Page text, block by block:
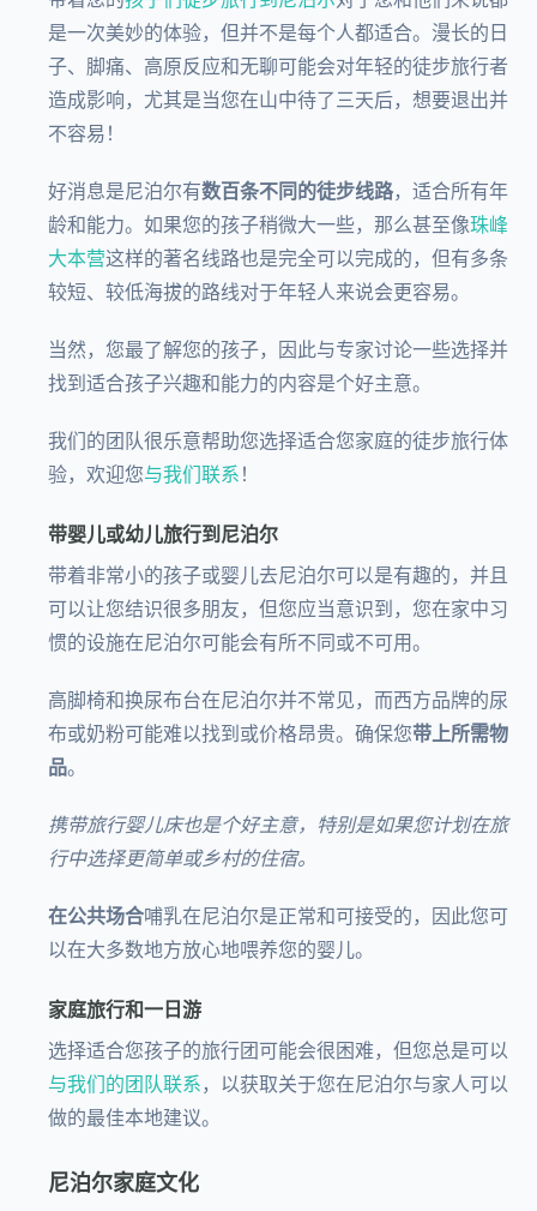
是一次美妙的体验，但并不是每个人都适合。漫长的日
子、脚痛、高原反应和无聊可能会对年轻的徒步旅行者
造成影响，尤其是当您在山中待了三天后，想要退出并
不容易！
好消息是尼泊尔有数百条不同的徒步线路，适合所有年
龄和能力。如果您的孩子稍微大一些，那么甚至像珠峰
大本营这样的著名线路也是完全可以完成的，但有多条
较短、较低海拔的路线对于年轻人来说会更容易。
当然，您最了解您的孩子，因此与专家讨论一些选择并
找到适合孩子兴趣和能力的内容是个好主意。
我们的团队很乐意帮助您选择适合您家庭的徒步旅行体
验，欢迎您与我们联系 ！
带婴儿或幼儿旅行到尼泊尔
带着非常小的孩子或婴儿去尼泊尔可以是有趣的，并且
可以让您结识很多朋友，但您应当意识到，您在家中习
惯的设施在尼泊尔可能会有所不同或不可用。
高脚椅和换尿布台在尼泊尔并不常见，而西方品牌的尿
布或奶粉可能难以找到或价格昂贵。确保您带上所需物
品。
携带旅行婴儿床也是个好主意，特别是如果您计划在旅
行中选择更简单或乡村的住宿。
在公共场合哺乳在尼泊尔是正常和可接受的，因此您可
以在大多数地方放心地喂养您的婴儿。
家庭旅行和一日游
选择适合您孩子的旅行团可能会很困难，但您总是可以
与我们的团队联系 ，以获取关于您在尼泊尔与家人可以
做的最佳本地建议。
尼泊尔家庭文化